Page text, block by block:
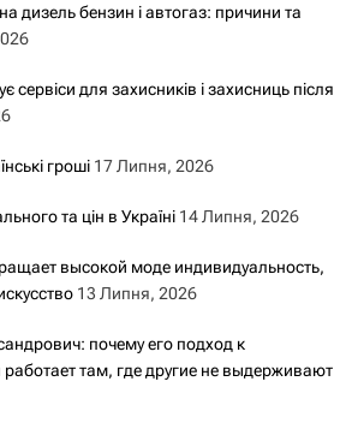
дизель бензин і автогаз: причини та
сервіси для захисників і захисниць після
гроші 17 Липня, 2026
та цін в Україні 14 Липня, 2026
высокой моде индивидуальность,
13 Липня, 2026
почему его подход к
работает там, где другие не выдерживают